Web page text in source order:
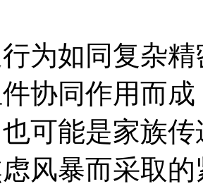
如同复杂精
协同作用而
可能是家族
风暴而采取